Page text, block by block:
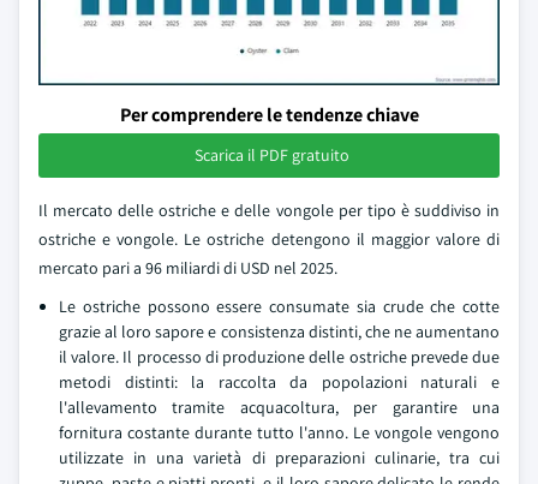
Per comprendere le tendenze chiave
Scarica il PDF gratuito
Il mercato delle ostriche e delle vongole per tipo è suddiviso in
ostriche e vongole. Le ostriche detengono il maggior valore di
mercato pari a 96 miliardi di USD nel 2025.
Le ostriche possono essere consumate sia crude che cotte
grazie al loro sapore e consistenza distinti, che ne aumentano
il valore. Il processo di produzione delle ostriche prevede due
metodi distinti: la raccolta da popolazioni naturali e
l'allevamento tramite acquacoltura, per garantire una
fornitura costante durante tutto l'anno. Le vongole vengono
utilizzate in una varietà di preparazioni culinarie, tra cui